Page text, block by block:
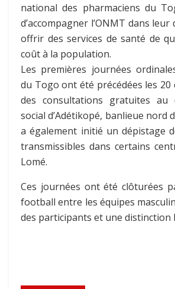
national des pharmaciens du
d’accompagner l’ONMT dans
offrir des services de santé de
coût à la population.
Les premières journées
du Togo ont été précédées les 20
des consultations gratuites au
social d’Adétikopé, banlieue nord
a également initié un dépistage
transmissibles dans certains
Lomé.
Ces journées ont été clôturées
football entre les équipes
des participants et une distinction